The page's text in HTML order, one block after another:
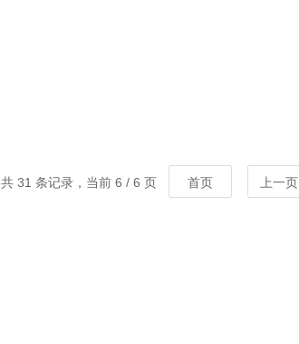
共 31 条记录，当前 6 / 6 页 首页 上一页